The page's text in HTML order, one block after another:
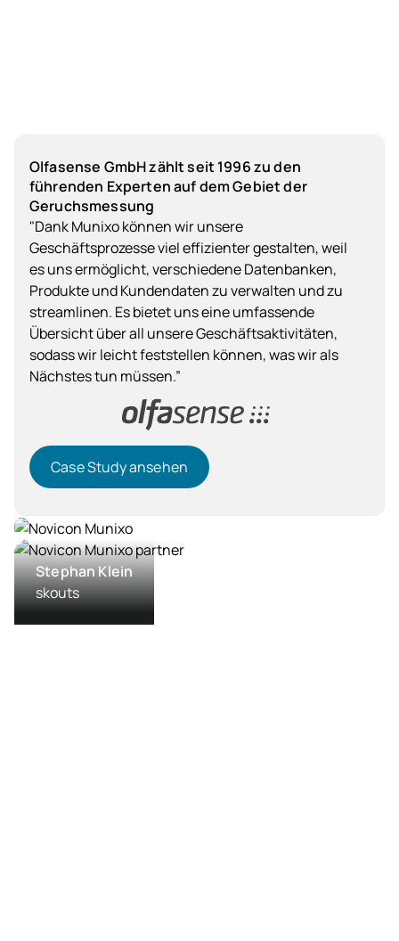
Olfasense GmbH zählt seit 1996 zu den
führenden Experten auf dem Gebiet der
Geruchsmessung
"Dank Munixo können wir unsere
Geschäftsprozesse viel effizienter gestalten, weil
es uns ermöglicht, verschiedene Datenbanken,
Produkte und Kundendaten zu verwalten und zu
streamlinen. Es bietet uns eine umfassende
Übersicht über all unsere Geschäftsaktivitäten,
sodass wir leicht feststellen können, was wir als
Nächstes tun müssen.”
Case Study ansehen
Dienstleistung
Stephan Klein
skouts